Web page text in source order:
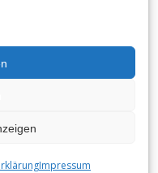
Impressum